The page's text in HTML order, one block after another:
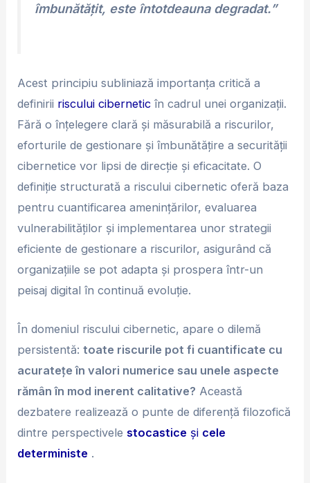
îmbunătățit, este întotdeauna degradat.”
Acest principiu subliniază importanța critică a
definirii riscului cibernetic în cadrul unei organizații.
Fără o înțelegere clară și măsurabilă a riscurilor,
eforturile de gestionare și îmbunătățire a securității
cibernetice vor lipsi de direcție și eficacitate. O
definiție structurată a riscului cibernetic oferă baza
pentru cuantificarea amenințărilor, evaluarea
vulnerabilităților și implementarea unor strategii
eficiente de gestionare a riscurilor, asigurând că
organizațiile se pot adapta și prospera într-un
peisaj digital în continuă evoluție.
În domeniul riscului cibernetic, apare o dilemă
persistentă:toate riscurile pot fi cuantificate cu
acuratețe în valori numerice sau unele aspecte
rămân în mod inerent calitative? Această
dezbatere realizează o punte de diferență filozofică
dintre perspectivelestocastice și cele
deterministe .